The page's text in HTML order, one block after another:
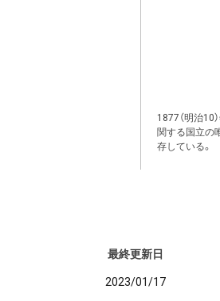
1877（明治10
関する国立の
存している。
最終更新日
2023/01/17